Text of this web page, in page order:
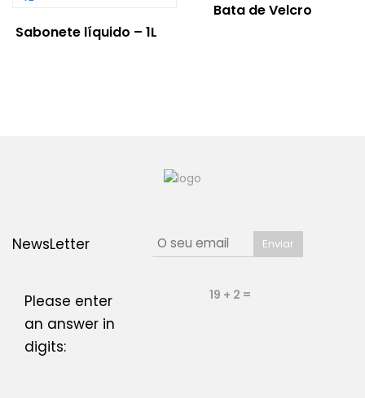
Sabonete líquido – 1L
Bata de Velcro
NewsLetter
Please enter
an answer in
digits:
19 + 2 =